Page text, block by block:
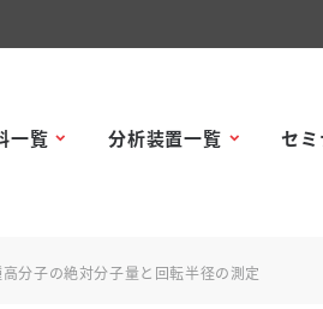
一覧 分析装置一覧 セ
分子の絶対分子量と回転半径の測定